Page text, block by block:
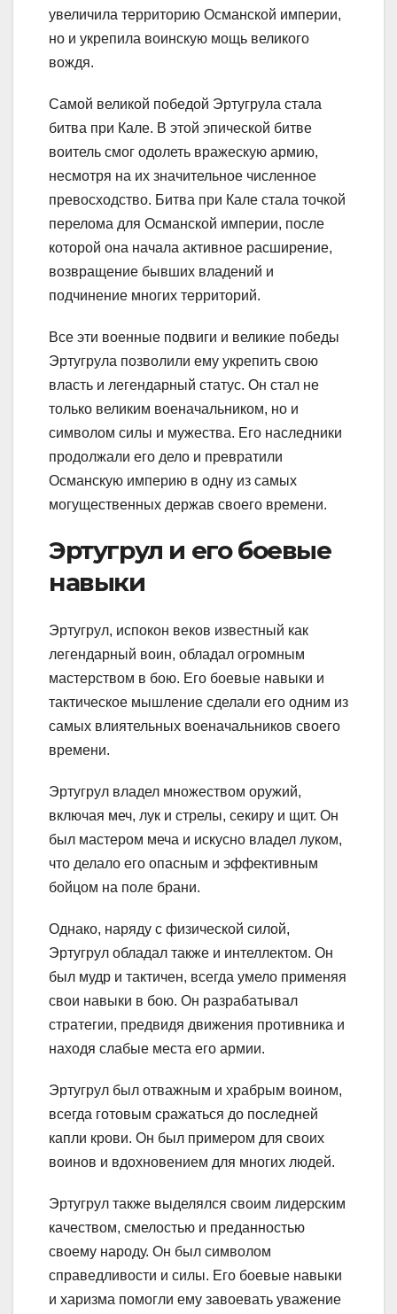
увеличила территорию Османской империи,
но и укрепила воинскую мощь великого
вождя.
Самой великой победой Эртугрула стала
битва при Кале. В этой эпической битве
воитель смог одолеть вражескую армию,
несмотря на их значительное численное
превосходство. Битва при Кале стала точкой
перелома для Османской империи, после
которой она начала активное расширение,
возвращение бывших владений и
подчинение многих территорий.
Все эти военные подвиги и великие победы
Эртугрула позволили ему укрепить свою
власть и легендарный статус. Он стал не
только великим военачальником, но и
символом силы и мужества. Его наследники
продолжали его дело и превратили
Османскую империю в одну из самых
могущественных держав своего времени.
Эртугрул и его боевые
навыки
Эртугрул, испокон веков известный как
легендарный воин, обладал огромным
мастерством в бою. Его боевые навыки и
тактическое мышление сделали его одним из
самых влиятельных военачальников своего
времени.
Эртугрул владел множеством оружий,
включая меч, лук и стрелы, секиру и щит. Он
был мастером меча и искусно владел луком,
что делало его опасным и эффективным
бойцом на поле брани.
Однако, наряду с физической силой,
Эртугрул обладал также и интеллектом. Он
был мудр и тактичен, всегда умело применяя
свои навыки в бою. Он разрабатывал
стратегии, предвидя движения противника и
находя слабые места его армии.
Эртугрул был отважным и храбрым воином,
всегда готовым сражаться до последней
капли крови. Он был примером для своих
воинов и вдохновением для многих людей.
Эртугрул также выделялся своим лидерским
качеством, смелостью и преданностью
своему народу. Он был символом
справедливости и силы. Его боевые навыки
и харизма помогли ему завоевать уважение